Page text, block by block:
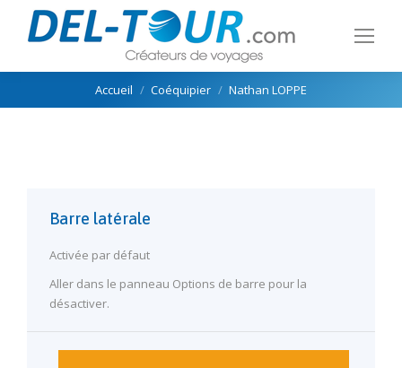
Vous êtes ici :
Accueil Coéquipier Nathan LOPPE
Barre latérale
Activée par défaut
Aller dans le panneau Options de barre pour la
désactiver.